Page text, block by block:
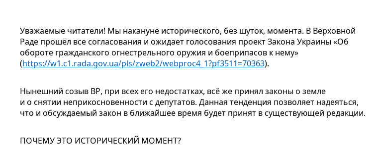
Уважаемые читатели! Мы накануне исторического, без шуток, момента. В Верховной
Раде прошёл все согласования и ожидает голосования проект Закона Украины «Об
обороте гражданского огнестрельного оружия и боеприпасов к нему»
(https://w1.c1.rada.gov.ua/pls/zweb2/webproc4_1?pf3511=70363).
Нынешний созыв ВР, при всех его недостатках, всё же принял законы о земле
и о снятии неприкосновенности с депутатов. Данная тенденция позволяет надеяться,
что и обсуждаемый закон в ближайшее время будет принят в существующей редакции.
ПОЧЕМУ ЭТО ИСТОРИЧЕСКИЙ МОМЕНТ?